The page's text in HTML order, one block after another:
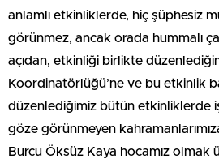
anlamlı etkinliklerde, hiç şüphesiz
görünmez, ancak orada hummalı
açıdan, etkinliği birlikte
Koordinatörlüğü’ne ve bu etkinlik
düzenlediğimiz bütün etkinliklerde
göze görünmeyen
Burcu Öksüz Kaya hocamız olmak